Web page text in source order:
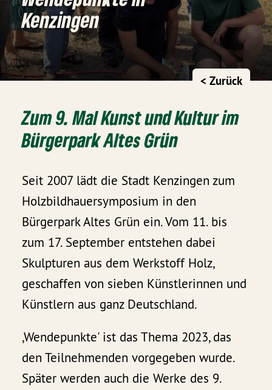
Kenzingen
< Zurück
Zum 9. Mal Kunst und Kultur im
Bürgerpark Altes Grün
Seit 2007 lädt die Stadt Kenzingen zum
Holzbildhauersymposium in den
Bürgerpark Altes Grün ein. Vom 11. bis
zum 17. September entstehen dabei
Skulpturen aus dem Werkstoff Holz,
geschaffen von sieben Künstlerinnen und
Künstlern aus ganz Deutschland.
,Wendepunkte' ist das Thema 2023, das
den Teilnehmenden vorgegeben wurde.
Später werden auch die Werke des 9.